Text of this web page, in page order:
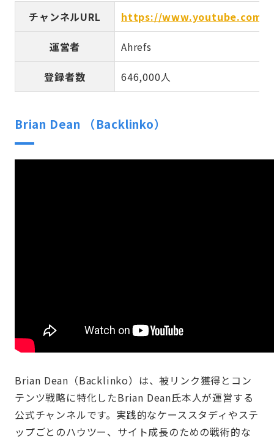
チャンネルURL https://www.youtube.com/
運営者 Ahrefs
登録者数 646,000人
Brian Dean （Backlinko）
Brian Dean（Backlinko）は、被リンク獲得とコン
テンツ戦略に特化したBrian Dean氏本人が運営する
公式チャンネルです。実践的なケーススタディやステ
ップごとのハウツー、サイト成長のための戦術的な